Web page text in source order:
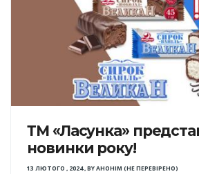
ТМ «Ласунка»
новинки року!
13 ЛЮТОГО , 2024,BYАНОНІМ (НЕ ПЕРЕВІРЕНО)